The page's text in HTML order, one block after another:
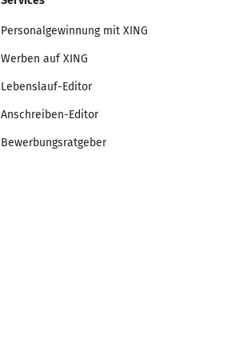
Personalgewinnung mit XING
Werben auf XING
Lebenslauf-Editor
Anschreiben-Editor
Bewerbungsratgeber